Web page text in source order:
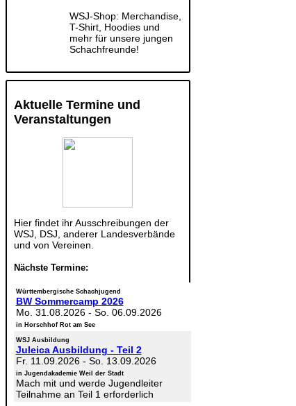
WSJ-Shop: Merchandise,
T-Shirt, Hoodies und
mehr für unsere jungen
Schachfreunde!
Aktuelle Termine und
Veranstaltungen
Hier findet ihr Ausschreibungen der
WSJ, DSJ, anderer Landesverbände
und von Vereinen.
Nächste Termine:
Württembergische Schachjugend
BW Sommercamp 2026
Mo. 31.08.2026- So. 06.09.2026
in Horschhof Rot am See
WSJ Ausbildung
Juleica Ausbildung - Teil 2
Fr. 11.09.2026- So. 13.09.2026
in Jugendakademie Weil der Stadt
Mach mit und werde Jugendleiter
Teilnahme an Teil 1 erforderlich